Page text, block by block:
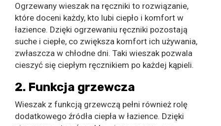
Ogrzewany wieszak na ręczniki to rozwiązanie,
które doceni każdy, kto lubi ciepło i komfort w
łazience. Dzięki ogrzewaniu ręczniki pozostają
suche i ciepłe, co zwiększa komfort ich używania,
zwłaszcza w chłodne dni. Taki wieszak pozwala
cieszyć się ciepłym ręcznikiem po każdej kąpieli.
2. Funkcja grzewcza
Wieszak z funkcją grzewczą pełni również rolę
dodatkowego źródła ciepła w łazience. Dzięki